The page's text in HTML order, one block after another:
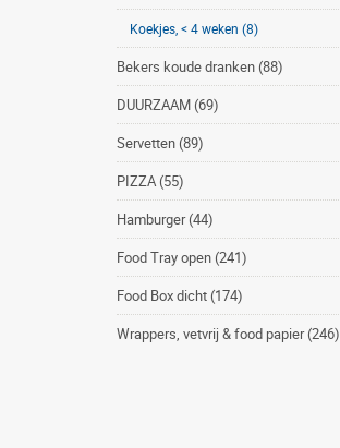
Koekjes, < 4 weken (8)
Bekers koude dranken (88)
DUURZAAM (69)
Servetten (89)
PIZZA (55)
Hamburger (44)
Food Tray open (241)
Food Box dicht (174)
Wrappers, vetvrij & food papier (246)